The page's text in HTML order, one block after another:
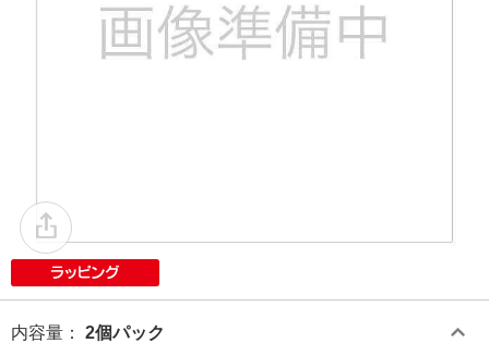
内容量 ： 2個パック